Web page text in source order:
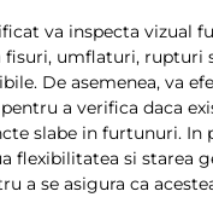
va inspecta vizual
fisuri, umflaturi, rupturi
De asemenea, va
a verifica daca
slabe in furtunuri. In
flexibilitatea si starea
a se asigura ca